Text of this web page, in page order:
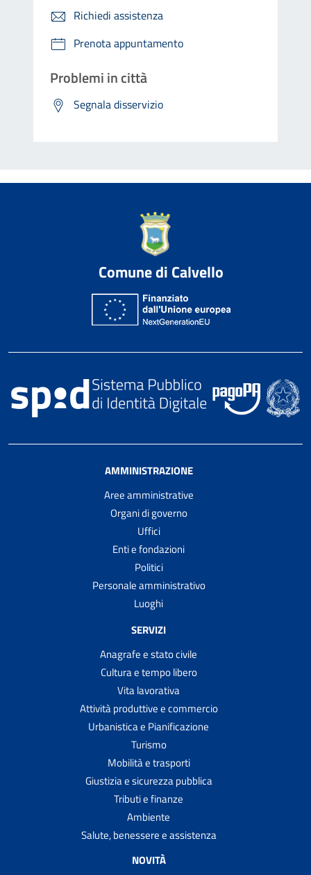
Richiedi assistenza
Prenota appuntamento
Problemi in città
Segnala disservizio
Comune di Calvello
AMMINISTRAZIONE
Aree amministrative
Organi di governo
Uffici
Enti e fondazioni
Politici
Personale amministrativo
Luoghi
SERVIZI
Anagrafe e stato civile
Cultura e tempo libero
Vita lavorativa
Attività produttive e commercio
Urbanistica e Pianificazione
Turismo
Mobilità e trasporti
Giustizia e sicurezza pubblica
Tributi e finanze
Ambiente
Salute, benessere e assistenza
NOVITÀ